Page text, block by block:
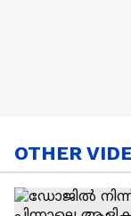
OTHER